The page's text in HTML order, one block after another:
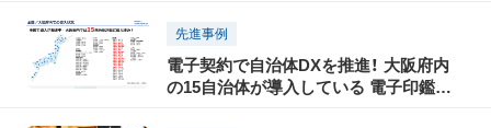
先進事例
電子契約で自治体DXを推進！ 大阪府内
の15自治体が導入している 電子印鑑